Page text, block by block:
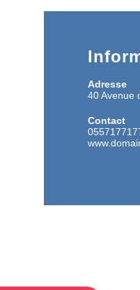
Adresse
40 Avenue
Contact